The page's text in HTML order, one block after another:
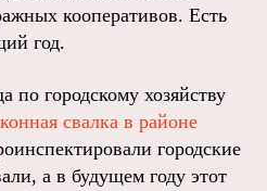
кооперативов. Есть
год.
по городскому хозяйству
свалка в районе
городские
а в будущем году этот